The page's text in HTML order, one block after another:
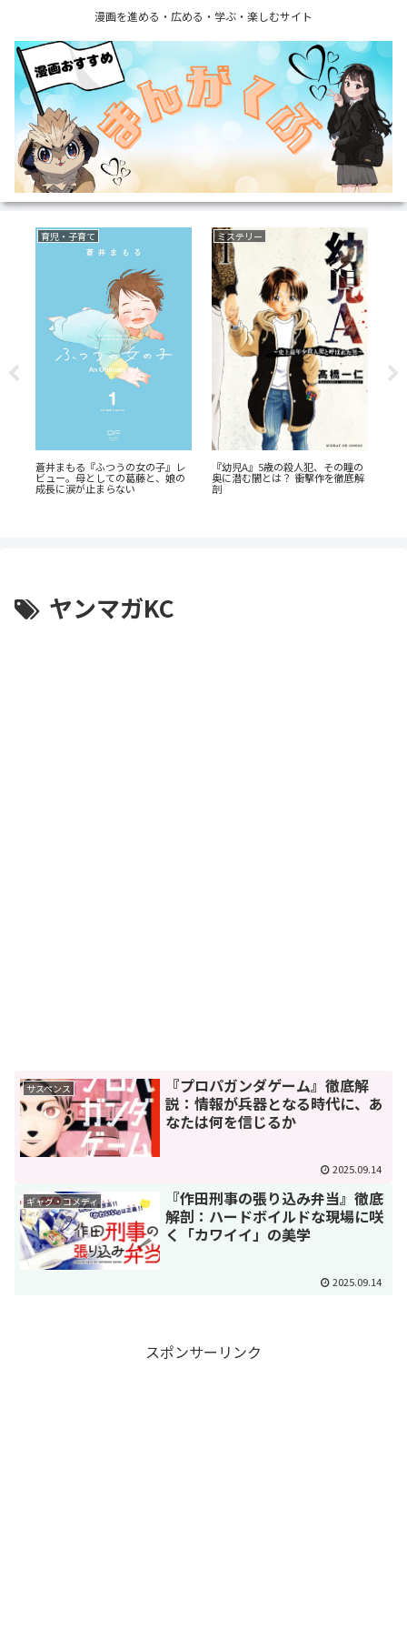
漫画を進める・広める・学ぶ・楽しむサイト
育児・子育て
蒼井まもる『ふつうの女の子』レ
ビュー。母としての葛藤と、娘の
成長に涙が止まらない
ミステリー
『幼児A』5歳の殺人犯、その瞳の
奥に潜む闇とは？ 衝撃作を徹底解
剖
ヤンマガKC
サスペンス
『プロパガンダゲーム』徹底解
説：情報が兵器となる時代に、あ
なたは何を信じるか
2025.09.14
ギャグ・コメディ
『作田刑事の張り込み弁当』徹底
解剖：ハードボイルドな現場に咲
く「カワイイ」の美学
2025.09.14
スポンサーリンク